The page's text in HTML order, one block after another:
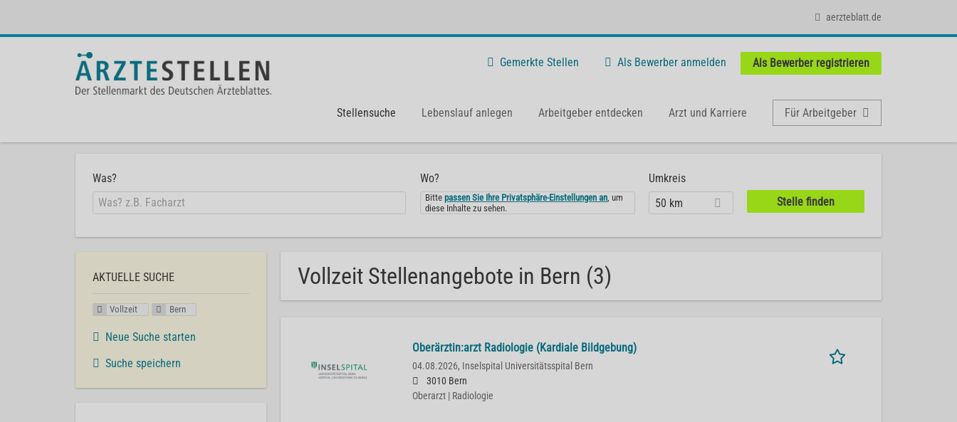
aerzteblatt.de
Gemerkte Stellen Als Bewerber anmelden Als Bewerber registrieren
Stellensuche Lebenslauf anlegen Arbeitgeber entdecken Arzt und Karriere Für Arbeitgeber
Was? Wo?
Bittepassen Sie Ihre Privatsphäre-Einstellungen an, um
diese Inhalte zu sehen.
Umkreis
50 km
Vollzeit Stellenangebote in Bern (3)
Oberärztin:arzt Radiologie (Kardiale Bildgebung)
04.08.2026, Inselspital Universitätsspital Bern
3010 Bern
Oberarzt | Radiologie
AKTUELLE SUCHE
Vollzeit Bern
Neue Suche starten
Suche speichern